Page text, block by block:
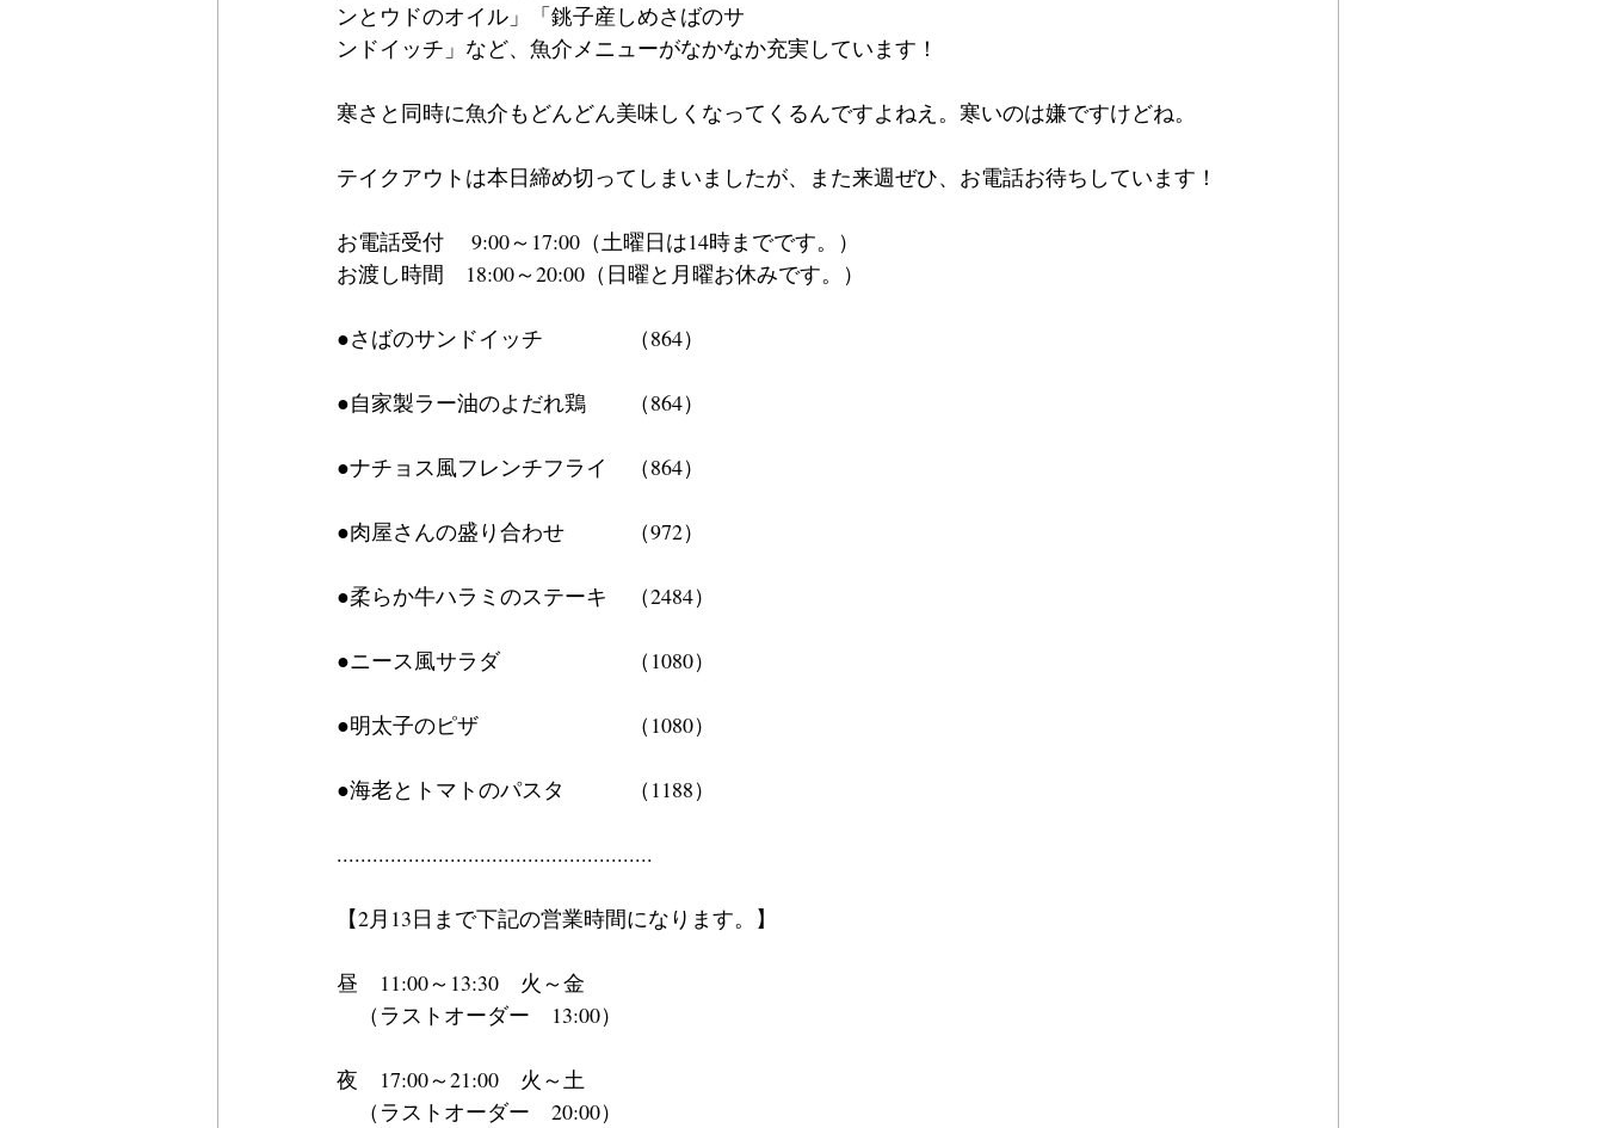
ンとウドのオイル」「銚子産しめさばのサ
ンドイッチ」など、魚介メニューがなかなか充実しています！
寒さと同時に魚介もどんどん美味しくなってくるんですよねえ。寒いのは嫌ですけどね。
テイクアウトは本日締め切ってしまいましたが、また来週ぜひ、お電話お待ちしています！
お電話受付 　9:00～17:00（土曜日は14時までです。）
お渡し時間　18:00～20:00（日曜と月曜お休みです。）
●さばのサンドイッチ　　　　（864）
●自家製ラー油のよだれ鶏　　（864）
●ナチョス風フレンチフライ　（864）
●肉屋さんの盛り合わせ　　　（972）
●柔らか牛ハラミのステーキ　（2484）
●ニース風サラダ　　　　　　（1080）
●明太子のピザ　　　　　　　（1080）
●海老とトマトのパスタ　　　（1188）
.....................................................
【2月13日まで下記の営業時間になります。】
昼　11:00～13:30　火～金
（ラストオーダー　13:00）
夜　17:00～21:00　火～土
（ラストオーダー　20:00）